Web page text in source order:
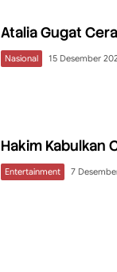
Atalia Gugat
Nasional 15 Desember
Hakim Kabulkan
Entertainment 7